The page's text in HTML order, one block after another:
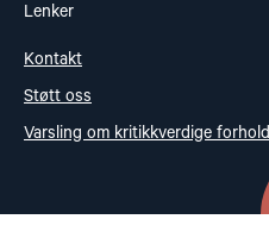
Lenker
Kontakt
Støtt oss
Varsling om kritikkverdige forhold